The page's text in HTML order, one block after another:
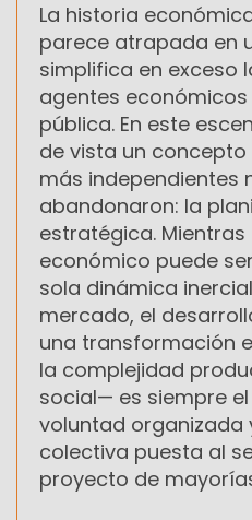
La historia
parece atrapada en
simplifica en exceso
agentes
pública. En este
de vista un
más independientes
abandonaron: la
estratégica.
económico puede
sola dinámica
mercado, el
una transformación
la complejidad
social— es siempre
voluntad organizada
colectiva puesta al
proyecto de